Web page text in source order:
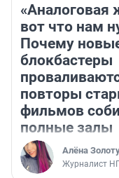
«Аналоговая
вот что нам
Почему
блокбастеры
повторы
фильмов
полные залы
Алёна
Журналист